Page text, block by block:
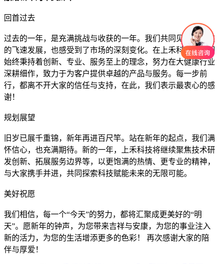
回首过去
过去的一年，是充满挑战与收获的一年。我们共同见证了科技
的飞速发展，也感受到了市场的深刻变化。在上禾科技，我们
始终秉持着创新、专业、服务至上的理念，努力在大健康行业
深耕细作，致力于为客户提供卓越的产品与服务。每一步前
行，都离不开大家的信任与支持，在此，我们表示最衷心的感
谢！
规划展望
旧岁已展千重锦，新年再进百尺竿。站在新年的起点，我们满
怀信心，也充满期待。新的一年，上禾科技将继续聚焦技术研
发创新、拓展服务边界等，以更饱满的热情、更专业的精神，
与大家携手并进，共同探索科技赋能未来的无限可能。
美好祝愿
我们相信，每一个“今天”的努力，都将汇聚成更美好的“明
天”。愿新年的钟声，为您带来吉祥与安康，为您的事业注入
新的活力，为您的生活增添更多的色彩！ 再次感谢大家的陪
伴与厚爱！